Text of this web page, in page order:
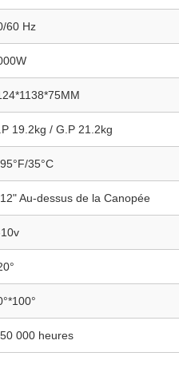
60 Hz
19.2kg / G.P 21.2kg
35°C
Au-dessus de la Canopée
000 heures